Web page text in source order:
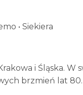
• Siekiera
i Śląska. W
brzmień lat